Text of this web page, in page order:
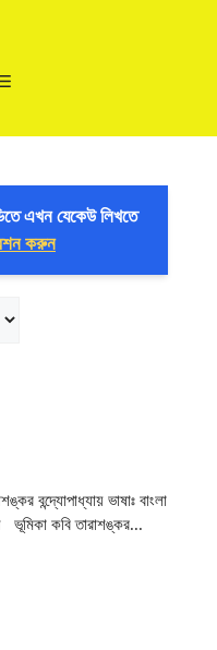
Menu
এখন যেকেউ লিখতে
করুন
বন্দ্যোপাধ্যায় ভাষাঃ বাংলা
ভূমিকা কবি তারাশঙ্কর...